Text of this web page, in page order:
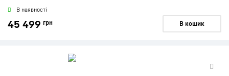
В наявності
45 499 грн В кошик